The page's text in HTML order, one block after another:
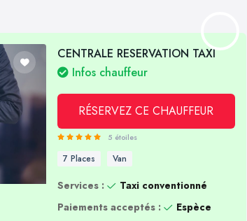
CENTRALE RESERVATION TAXI
Infos chauffeur
RÉSERVEZ CE CHAUFFEUR
5 étoiles
7 Places Van
Services :
Taxi conventionné
Paiements acceptés :
Espèce